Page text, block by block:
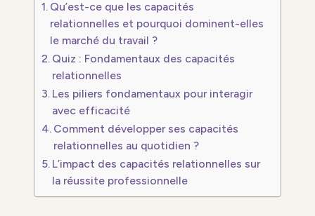
Qu’est-ce que les capacités
relationnelles et pourquoi dominent-elles
le marché du travail ?
Quiz : Fondamentaux des capacités
relationnelles
Les piliers fondamentaux pour interagir
avec efficacité
Comment développer ses capacités
relationnelles au quotidien ?
L’impact des capacités relationnelles sur
la réussite professionnelle